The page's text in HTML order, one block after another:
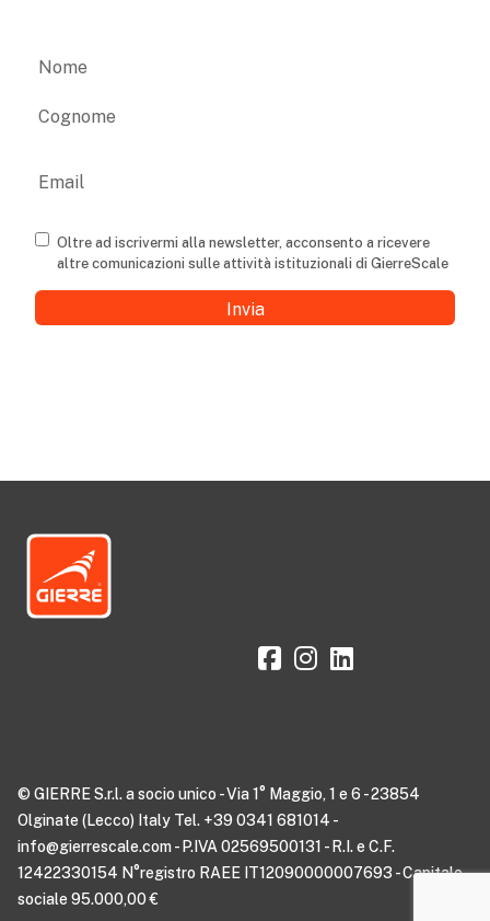
Name
Email
Consenso
Oltre ad iscrivermi alla newsletter, acconsento a ricevere
altre comunicazioni sulle attività istituzionali di GierreScale
© GIERRE S.r.l. a socio unico - Via 1° Maggio, 1 e 6 - 23854
Olginate (Lecco) Italy Tel. +39 0341 681014 -
info@gierrescale.com - P.IVA 02569500131 - R.I. e C.F.
12422330154 N°registro RAEE IT12090000007693 - Capitale
sociale 95.000,00 €